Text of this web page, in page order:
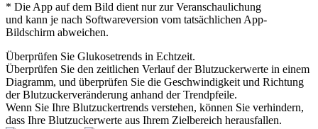
* Die App auf dem Bild dient nur zur Veranschaulichung
und kann je nach Softwareversion vom tatsächlichen App-
Bildschirm abweichen.
Überprüfen Sie Glukosetrends in Echtzeit.
Überprüfen Sie den zeitlichen Verlauf der Blutzuckerwerte in einem
Diagramm, und überprüfen Sie die Geschwindigkeit und Richtung
der Blutzuckerveränderung anhand der Trendpfeile.
Wenn Sie Ihre Blutzuckertrends verstehen, können Sie verhindern,
dass Ihre Blutzuckerwerte aus Ihrem Zielbereich herausfallen.